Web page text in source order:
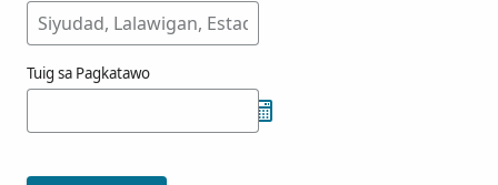
Tuig sa Pagkatawo